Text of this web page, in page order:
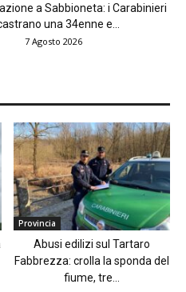
a Sabbioneta: i Carabinieri
una 34enne e...
7 Agosto 2026
Provincia
Abusi edilizi sul Tartaro
Fabbrezza: crolla la sponda del
fiume, tre...